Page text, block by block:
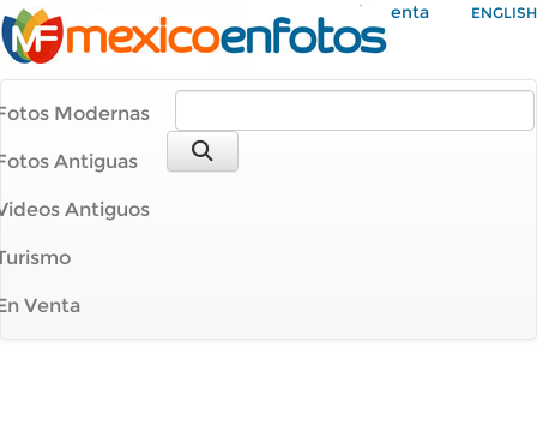
Mi Cuenta ENGLISH
Modernas
Antiguas
Antiguos
Venta